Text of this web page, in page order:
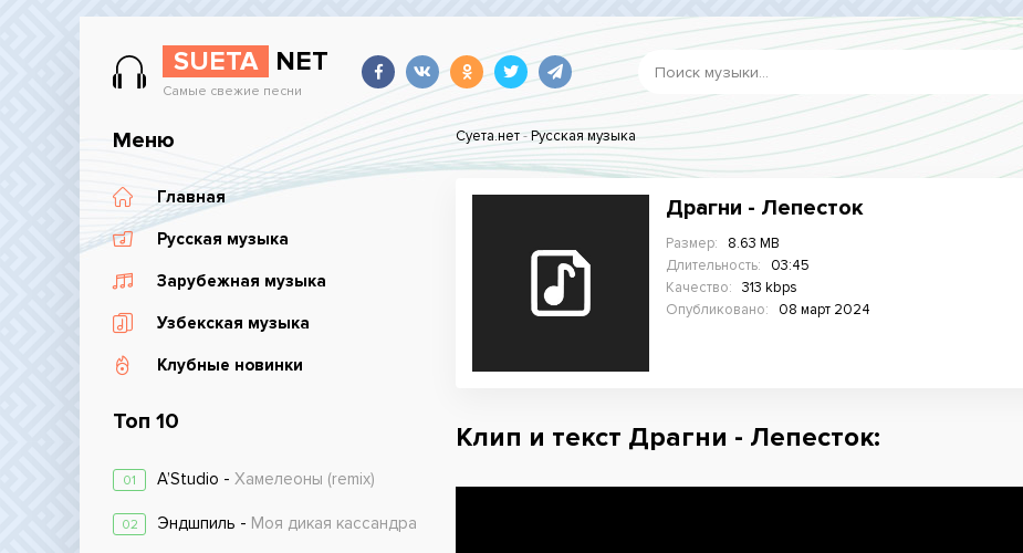
SUETA NET
Самые свежие песни
Меню
Главная
Русская музыка
Зарубежная музыка
Узбекская музыка
Клубные новинки
Топ 10
01 A’Studio - Хамелеоны (remix)
02 Эндшпиль - Моя дикая кассандра
Суета.нет-Русская музыка
Драгни - Лепесток
Размер:
8.63 MB
Длительность:
03:45
Качество:
313 kbps
Опубликовано:
08 март 2024
Клип и текст Драгни - Лепесток: